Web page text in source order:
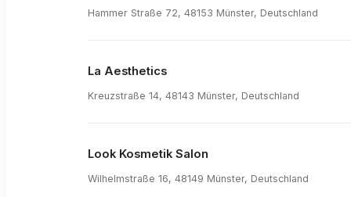
Hammer Straße 72, 48153 Münster, Deutschland
La Aesthetics
Kreuzstraße 14, 48143 Münster, Deutschland
Look Kosmetik Salon
Wilhelmstraße 16, 48149 Münster, Deutschland